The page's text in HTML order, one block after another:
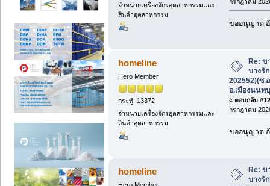
จำหน่ายเครื่องจักรอุตสาหกรรมและ
สินค้าอุตสาหกรรม
ขออนุญาต
homeline
Hero Member
กระทู้: 13372
จำหน่ายเครื่องจักรอุตสาหกรรมและ
สินค้าอุตสาหกรรม
Re: ข
บางรั
202552)(ซ.
อ.เมืองนนท
« ตอบกลับ
กรกฎาคม
ขออนุญาต
homeline
Re:
บางรั